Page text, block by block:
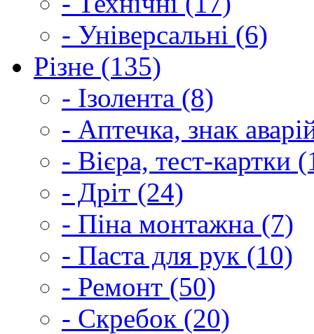
- Універсальні (6)
Різне (135)
- Ізолента (8)
- Аптечка, знак
- Вієра, тест-картки
- Дріт (24)
- Піна монтажна (7)
- Паста для рук (10)
- Ремонт (50)
- Скребок (20)